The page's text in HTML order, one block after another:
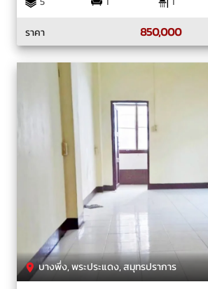
ราคา
850,000
บางพึ่ง, พระประแดง, สมุทรปราการ